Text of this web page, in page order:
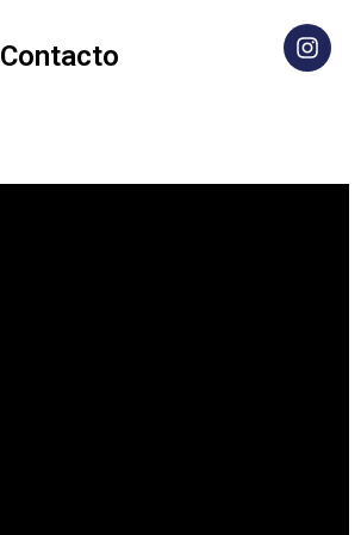
Contacto